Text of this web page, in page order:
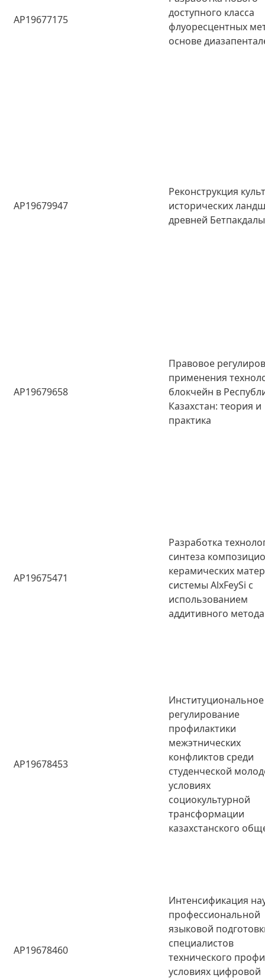
AP19677175
доступного класса
флуоресцентных
основе
AP19679947
Реконструкция
исторических
древней Бетпакдалы
AP19679658
Правовое
применения
блокчейн в
Казахстан: теория и
практика
AP19675471
Разработка
синтеза
керамических
системы AlxFeySi с
использованием
аддитивного метода
AP19678453
Институциональное
регулирование
профилактики
межэтнических
конфликтов среди
студенческой
условиях
социокультурной
трансформации
казахстанского
AP19678460
Интенсификация
профессиональной
языковой
специалистов
технического
условиях цифровой